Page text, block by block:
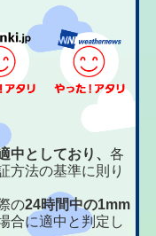
中としており、各
方法の基準に則り
の24時間中の1mm
合に適中と判定し